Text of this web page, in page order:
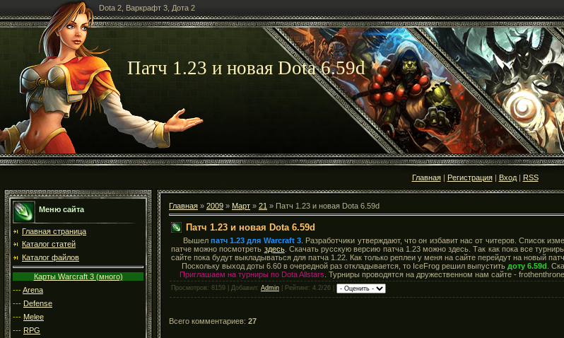
Dota 2, Варкрафт 3, Дота 2
Патч 1.23 и новая Dota 6.59d
Главная| Регистрация| Вход| RSS
Меню сайта
Главная страница
Каталог статей
Каталог файлов
Карты Warcraft 3 (много)
---Arena
--- Defense
--- Melee
--- RPG
Главная » 2009 » Март » 21 » Патч 1.23 и новая Dota 6.59d
Патч 1.23 и новая Dota 6.59d
Вышел патч 1.23 для Warcraft 3 . Разработчики утверждают, что он избавит нас от читеров. Список
патче можно посмотреть здесь. Скачать русскую версию патча 1.23 можно здесь. Так как пока все
сайте пока будут выкладываться для патча 1.22. Как только реплеи у меня на сайте перейдут на новый
Поскольку выход доты 6.60 в очередной раз откладывается, то IceFrog решил выпустить доту 6.59d .
Приглашаем на турниры по Dota Allstars . Турниры проводятся на дружественном нам сайте -
Просмотров: 8159 | Добавил: Admin | Рейтинг: 4.2/26 |
Всего комментариев: 27